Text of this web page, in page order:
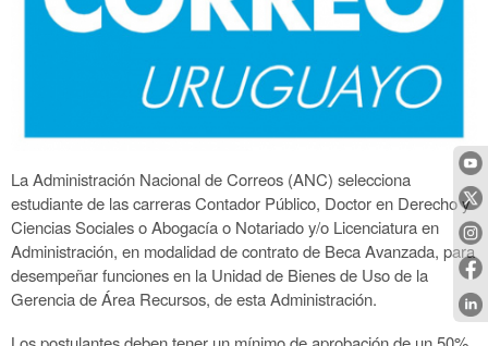
La Administración Nacional de Correos (ANC) selecciona
estudiante de las carreras Contador Público, Doctor en Derecho y
Ciencias Sociales o Abogacía o Notariado y/o Licenciatura en
Administración, en modalidad de contrato de Beca Avanzada, para
desempeñar funciones en la Unidad de Bienes de Uso de la
Gerencia de Área Recursos, de esta Administración.